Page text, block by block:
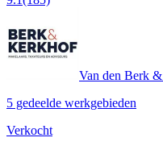
Van den Berk
5 gedeelde werkgebieden
Verkocht